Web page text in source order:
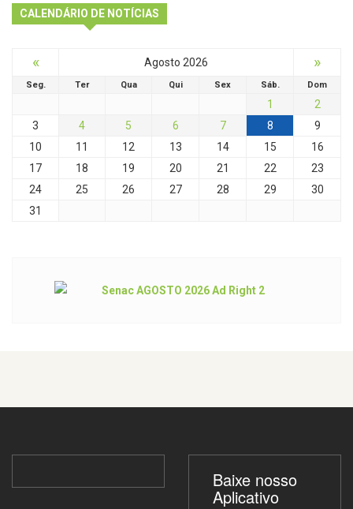
CALENDÁRIO DE NOTÍCIAS
« Agosto 2026 »
Seg. Ter Qua Qui Sex Sáb. Dom
1
2
3
4 5 6 7 8
9
10
11 12 13 14 15
16
17
18 19 20 21 22
23
24
25 26 27 28 29
30
31
Baixe nosso
Aplicativo